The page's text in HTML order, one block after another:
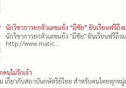
นักวิชาการยกตัวเลขแย้ง “มีชัย” ยันเรียนฟรีถึ
นักวิชาการยกตัวเลขแย้ง "มีชัย" ยันเรียนฟรีถึ
http://www.matic...
นไม่รักเจ้า
เกี่ยวกับสถาบันกษัตริย์ไทย สำหรับคนไทยทุกหมู่